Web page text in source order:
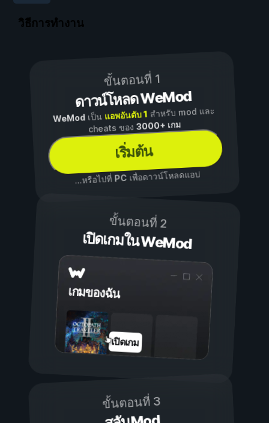
วิธีการทำงาน
ขั้นตอนที่ 1
ดาวน์โหลด WeMod
WeModเป็น แอพอันดับ 1 สำหรับ mod และ
cheats ของ3000+ เกม
เริ่มต้น
...หรือไปที่ PCเพื่อดาวน์โหลดแอป
ขั้นตอนที่ 2
เปิดเกมใน WeMod
เกมของฉัน
เปิดเกม
ขั้นตอนที่ 3